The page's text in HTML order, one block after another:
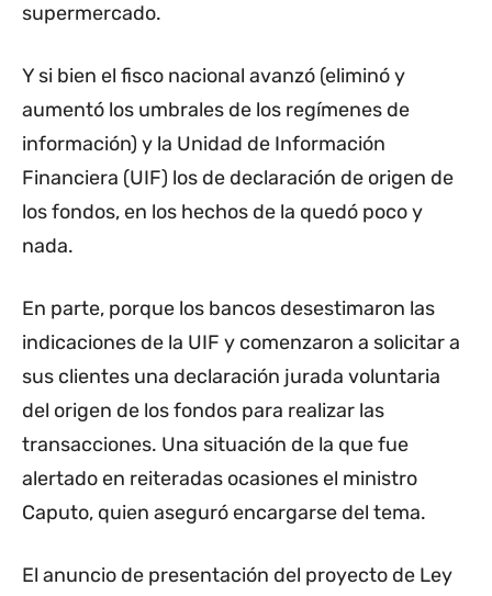
supermercado.
Y si bien el fisco nacional avanzó (eliminó y
aumentó los umbrales de los regímenes de
información) y la Unidad de Información
Financiera (UIF) los de declaración de origen de
los fondos, en los hechos de la quedó poco y
nada.
En parte, porque los bancos desestimaron las
indicaciones de la UIF y comenzaron a solicitar a
sus clientes una declaración jurada voluntaria
del origen de los fondos para realizar las
transacciones. Una situación de la que fue
alertado en reiteradas ocasiones el ministro
Caputo, quien aseguró encargarse del tema.
El anuncio de presentación del proyecto de Ley